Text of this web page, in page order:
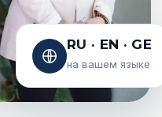
RU · EN · GE
на вашем языке